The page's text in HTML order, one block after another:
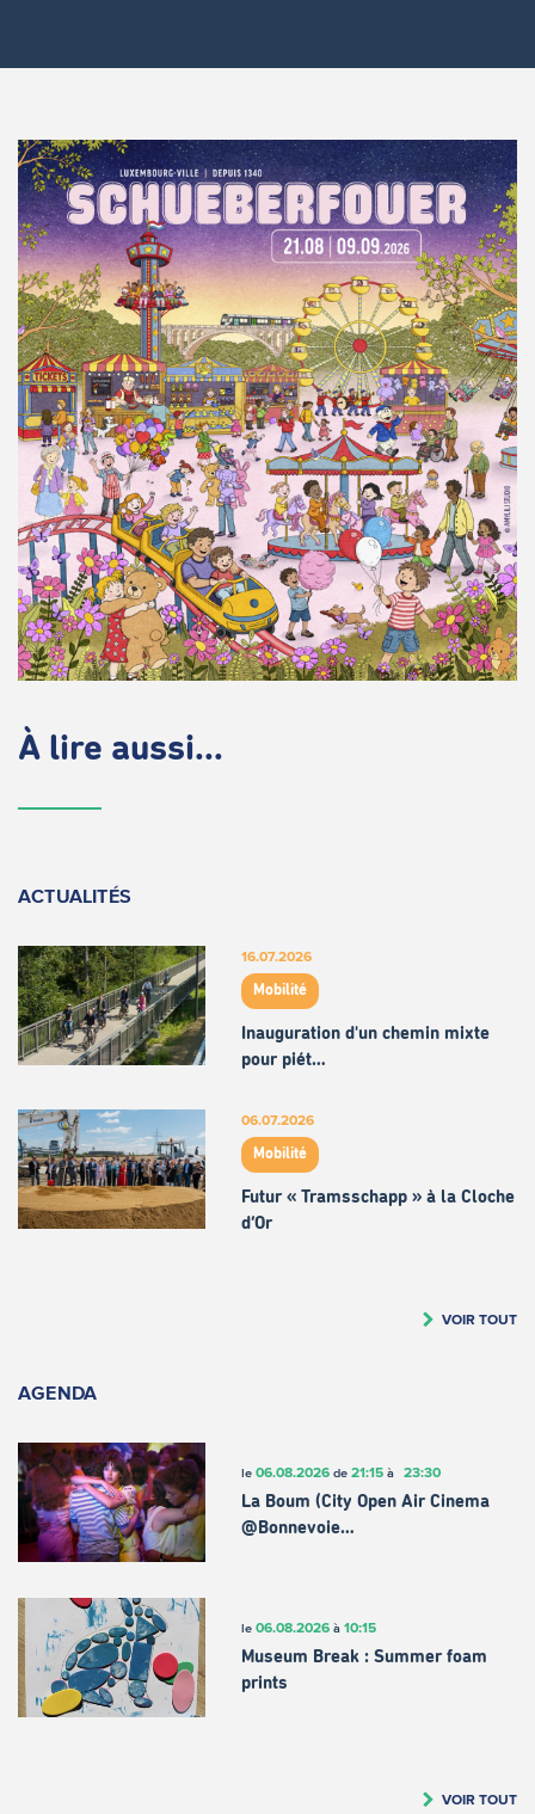
À lire aussi...
ACTUALITÉS
16.07.2026
Mobilité
Inauguration d'un chemin mixte
pour piét…
06.07.2026
Mobilité
Futur « Tramsschapp » à la Cloche
d’Or
VOIR TOUT
AGENDA
le 06.08.2026de 21:15à 23:30
La Boum (City Open Air Cinema
@Bonnevoie…
le 06.08.2026à 10:15
Museum Break : Summer foam
prints
VOIR TOUT